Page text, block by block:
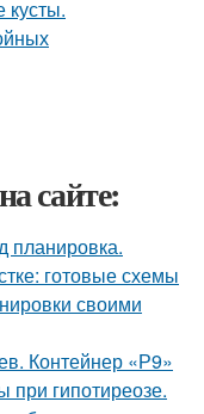
сайте:
планировка.
готовые схемы
своими
Контейнер «Р9»
при гипотиреозе.